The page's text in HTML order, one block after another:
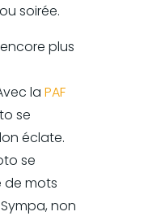
soirée.
plus
la PAF
se
éclate.
se
de mots
non